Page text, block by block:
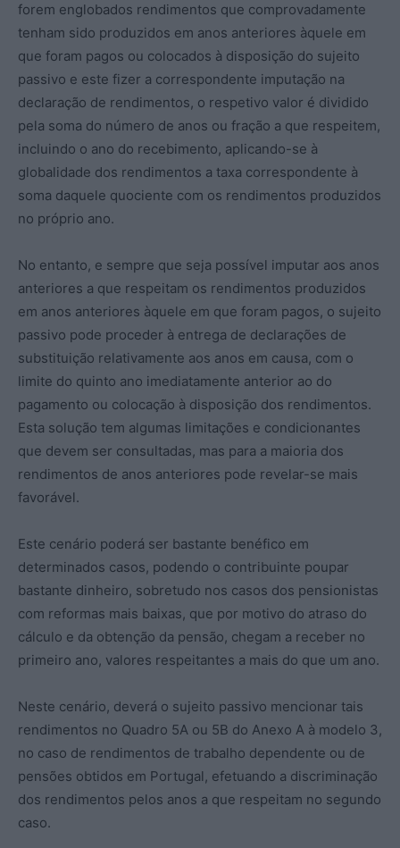
forem englobados rendimentos que comprovadamente
tenham sido produzidos em anos anteriores àquele em
que foram pagos ou colocados à disposição do sujeito
passivo e este fizer a correspondente imputação na
declaração de rendimentos, o respetivo valor é dividido
pela soma do número de anos ou fração a que respeitem,
incluindo o ano do recebimento, aplicando-se à
globalidade dos rendimentos a taxa correspondente à
soma daquele quociente com os rendimentos produzidos
no próprio ano.
No entanto, e sempre que seja possível imputar aos anos
anteriores a que respeitam os rendimentos produzidos
em anos anteriores àquele em que foram pagos, o sujeito
passivo pode proceder à entrega de declarações de
substituição relativamente aos anos em causa, com o
limite do quinto ano imediatamente anterior ao do
pagamento ou colocação à disposição dos rendimentos.
Esta solução tem algumas limitações e condicionantes
que devem ser consultadas, mas para a maioria dos
rendimentos de anos anteriores pode revelar-se mais
favorável.
Este cenário poderá ser bastante benéfico em
determinados casos, podendo o contribuinte poupar
bastante dinheiro, sobretudo nos casos dos pensionistas
com reformas mais baixas, que por motivo do atraso do
cálculo e da obtenção da pensão, chegam a receber no
primeiro ano, valores respeitantes a mais do que um ano.
Neste cenário, deverá o sujeito passivo mencionar tais
rendimentos no Quadro 5A ou 5B do Anexo A à modelo 3,
no caso de rendimentos de trabalho dependente ou de
pensões obtidos em Portugal, efetuando a discriminação
dos rendimentos pelos anos a que respeitam no segundo
caso.